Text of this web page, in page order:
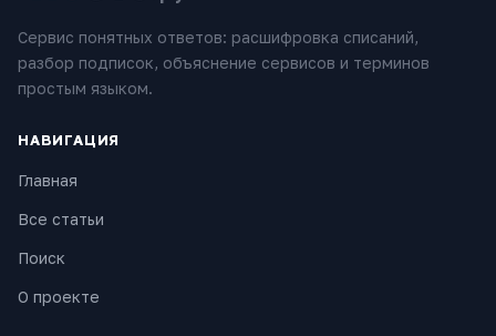
Сервис понятных ответов: расшифровка списаний,
разбор подписок, объяснение сервисов и терминов
простым языком.
НАВИГАЦИЯ
Главная
Все статьи
Поиск
О проекте